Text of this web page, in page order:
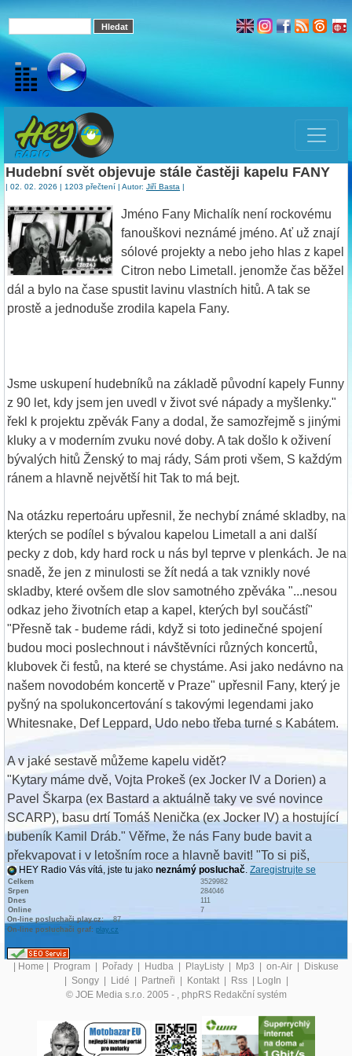
Hudební svět objevuje stále častěji kapelu FANY
| 02. 02. 2026 | 1203 přečtení | Autor: Jiří Basta |
Jméno Fany Michalík není rockovému
fanouškovi neznámé jméno. Ať už znají
sólové projekty a nebo jeho hlas z kapel
Citron nebo Limetall. jenomže čas běžel
dál a bylo na čase spustit lavinu vlastních hitů. A tak se
prostě a jednoduše zrodila kapela Fany.
Jsme uskupení hudebníků na základě původní kapely Funny
z 90 let, kdy jsem jen uvedl v život své nápady a myšlenky."
řekl k projektu zpěvák Fany a dodal, že samozřejmě s jinými
kluky a v moderním zvuku nové doby. A tak došlo k oživení
bývalých hitů Ženský to maj rády, Sám proti všem, S každým
ránem a hlavně největší hit Tak to má bejt.
Na otázku repertoáru upřesnil, že nechybí známé skladby, na
kterých se podílel s bývalou kapelou Limetall a ani další
pecky z dob, kdy hard rock u nás byl teprve v plenkách. Je na
snadě, že jen z minulosti se žít nedá a tak vznikly nové
skladby, které ovšem dle slov samotného zpěváka "...nesou
odkaz jeho životních etap a kapel, kterých byl součástí"
"Přesně tak - budeme rádi, když si toto jedinečné spojení
budou moci poslechnout i návštěvníci různých koncertů,
klubovek či festů, na které se chystáme. Asi jako nedávno na
našem novodobém koncertě v Praze" upřesnil Fany, který je
pyšný na spolukoncertování s takovými legendami jako
Whitesnake, Def Leppard, Udo nebo třeba turné s Kabátem.
A v jaké sestavě můžeme kapelu vidět?
"Kytary máme dvě, Vojta Prokeš (ex Jocker IV a Dorien) a
Pavel Škarpa (ex Bastard a aktuálně taky ve své novince
SCARP), basu drtí Tomáš Nenička (ex Jocker IV) a hostující
bubeník Kamil Dráb." Věřme, že nás Fany bude bavit a
překvapovat i v letošním roce a hlavně bavit! "To si piš,
budeme se těšit , až to u vás rozbalíme" zakončil krátký
pokec Fany Michalík
Jirka Basta
Celý text zobrazen | 0 |
HEY Radio Vás vítá, jste tu jako neznámý posluchač. Zaregistrujte se
Celkem
3529982
Srpen
284046
Dnes
111
Online
7
On-line posluchači play.cz:
87
On-line posluchači graf: play.cz
Home Program Pořady Hudba PlayListy Mp3 on-Air
Diskuse
Songy Lidé Partneři Kontakt Rss LogIn
© JOE Media s.r.o. 2005 - , phpRS Redakční systém